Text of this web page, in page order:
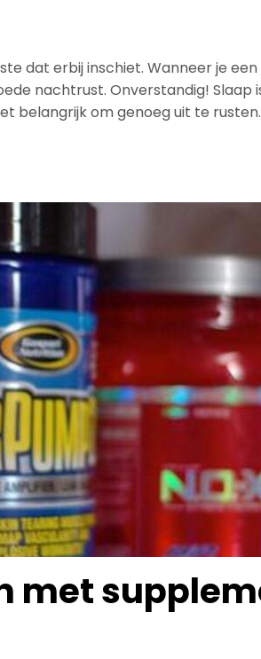
dat erbij inschiet. Wanneer je
nachtrust. Onverstandig!
belangrijk om genoeg uit te
met